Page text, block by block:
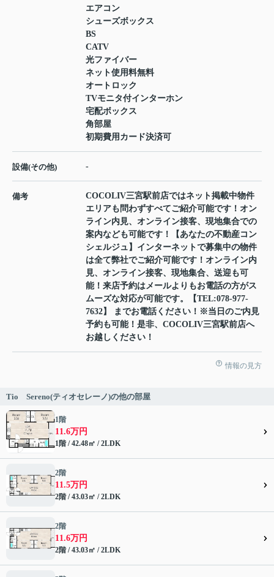
エアコン
シューズボックス
BS
CATV
光ファイバー
ネット使用料無料
オートロック
TVモニタ付インターホン
宅配ボックス
角部屋
初期費用カード決済可
設備(その他) -
備考
COCOLIV三宮駅前店ではネット掲載中物件
エリアも問わずすべてご紹介可能です！オン
ライン内見、オンライン接客、現地集合での
案内なども可能です！【あなたの不動産コン
シェルジュ】インターネットで募集中の物件
は全て弊社でご紹介可能です！オンライン内
見、オンライン接客、現地集合、送迎も可
能！来店予約はメールよりもお電話の方がス
ムーズな対応が可能です。【TEL:078-977-
7632】 までお電話ください！※当日のご内見
予約も可能！是非、COCOLIV三宮駅前店へ
お越しください！
情報の見方
Tio Sereno(ティオセレーノ)の他の部屋
1階
11.6万円
1階 / 42.48㎡ / 2LDK
2階
11.5万円
2階 / 43.03㎡ / 2LDK
2階
11.6万円
2階 / 43.03㎡ / 2LDK